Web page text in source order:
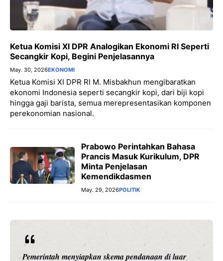
Ketua Komisi XI DPR Analogikan Ekonomi RI Seperti
Secangkir Kopi, Begini Penjelasannya
May. 30, 2026EKONOMI
Ketua Komisi XI DPR RI M. Misbakhun mengibaratkan
ekonomi Indonesia seperti secangkir kopi, dari biji kopi
hingga gaji barista, semua merepresentasikan komponen
perekonomian nasional.
Prabowo Perintahkan Bahasa
Prancis Masuk Kurikulum, DPR
Minta Penjelasan
Kemendikdasmen
May. 29, 2026POLITIK
Pemerintah menyiapkan skema pendanaan di luar